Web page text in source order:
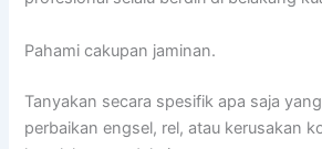
Pahami cakupan jaminan.
Tanyakan secara spesifik apa saja
perbaikan engsel, rel, atau kerusakan